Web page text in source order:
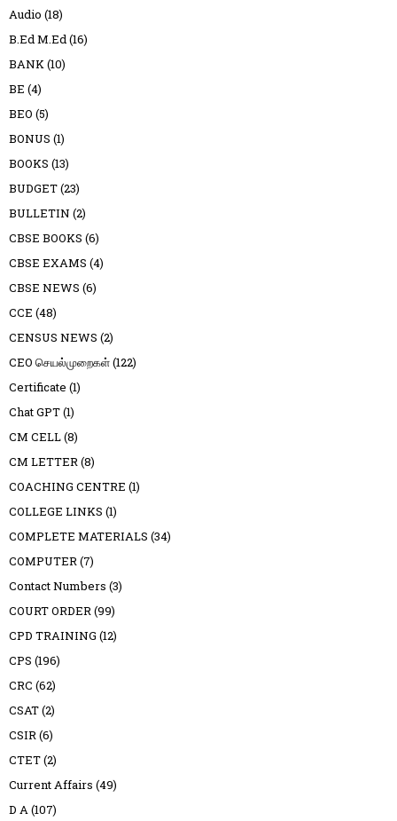
Audio (18)
B.Ed M.Ed(16)
BANK(10)
BE (4)
BEO (5)
BONUS (1)
BOOKS (13)
BUDGET(23)
BULLETIN (2)
CBSE BOOKS (6)
CBSE EXAMS (4)
CBSE NEWS (6)
CCE (48)
CENSUS NEWS (2)
CEO செயல்முறைகள்(122)
Certificate (1)
Chat GPT(1)
CM CELL(8)
CM LETTER(8)
COACHING CENTRE (1)
COLLEGE LINKS (1)
COMPLETE MATERIALS (34)
COMPUTER(7)
Contact Numbers (3)
COURT ORDER(99)
CPD TRAINING (12)
CPS (196)
CRC (62)
CSAT(2)
CSIR(6)
CTET(2)
Current Affairs (49)
D A(107)